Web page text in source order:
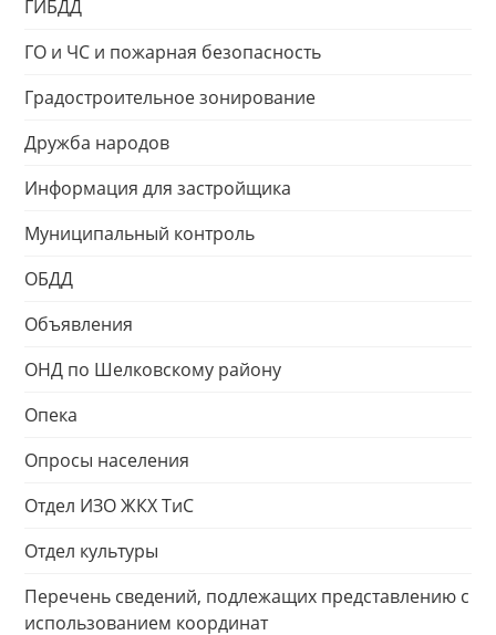
ГИБДД
ГО и ЧС и пожарная безопасность
Градостроительное зонирование
Дружба народов
Информация для застройщика
Муниципальный контроль
ОБДД
Объявления
ОНД по Шелковскому району
Опека
Опросы населения
Отдел ИЗО ЖКХ ТиС
Отдел культуры
Перечень сведений, подлежащих представлению с
использованием координат